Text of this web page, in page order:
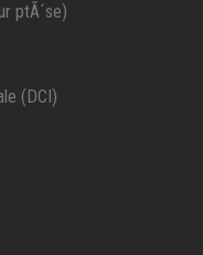
ptÃ´se)
(DCI)